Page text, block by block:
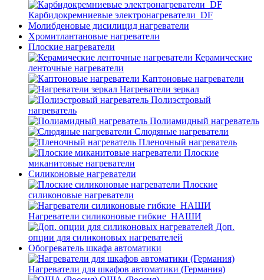
Карбидокремниевые электронагреватели_DF
Молибденовые дисилицид нагреватели
Хромитлантановые нагреватели
Плоские нагреватели
Керамические
ленточные нагреватели
Каптоновые нагреватели
Нагреватели зеркал
Полиэстровый
нагреватель
Полиамидный нагреватель
Слюдяные нагреватели
Пленочный нагреватель
Плоские
миканитовые нагреватели
Силиконовые нагреватели
Плоские
силиконовые нагреватели
Нагреватели силиконовые гибкие_НАШИ
Доп.
опции для силиконовых нагревателей
Обогреватель шкафа автоматики
Нагреватели для шкафов автоматики (Германия)